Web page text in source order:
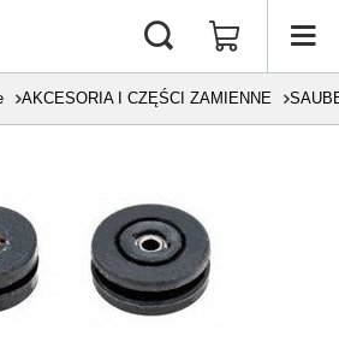
AKCESORIA I CZĘŚCI ZAMIENNE